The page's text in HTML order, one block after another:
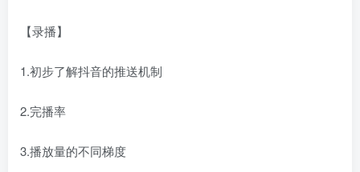
【录播】
1.初步了解抖音的推送机制
2.完播率
3.播放量的不同梯度